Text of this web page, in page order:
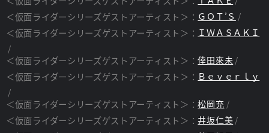
＜仮面ライダーシリーズゲストアーティスト＞： ＧＯＴ’Ｓ
＜仮面ライダーシリーズゲストアーティスト＞： ＩＷＡＳＡＫＩ
＜仮面ライダーシリーズゲストアーティスト＞：倖田來未
＜仮面ライダーシリーズゲストアーティスト＞： Ｂｅｖｅｒｌｙ
＜仮面ライダーシリーズゲストアーティスト＞：松岡充
＜仮面ライダーシリーズゲストアーティスト＞：井坂仁美